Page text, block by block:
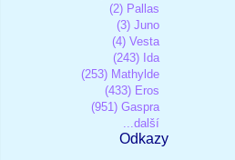
(2) Pallas
(3) Juno
(4) Vesta
(243) Ida
(253) Mathylde
(433) Eros
(951) Gaspra
...další
Odkazy